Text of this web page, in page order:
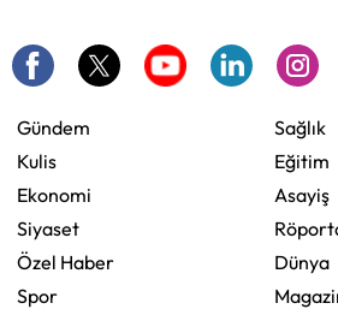
Gündem
Kulis
Ekonomi
Siyaset
Özel Haber
Spor
Sağlık
Eğitim
Asayiş
Dünya